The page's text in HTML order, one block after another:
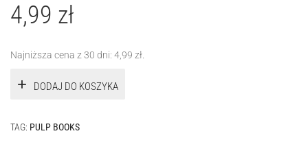
4,99 zł
Najniższa cena z 30 dni: 4,99 zł
DODAJ DO KOSZYKA
TAG: PULP BOOKS